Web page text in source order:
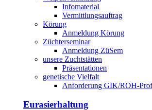
Infomaterial
Vermittlungsauftrag
Körung
Anmeldung Körung
Züchterseminar
Anmeldung ZüSem
unsere Zuchtstätten
Präsentationen
genetische Vielfalt
Anforderung GIK/ROH-
Eurasierhaltung